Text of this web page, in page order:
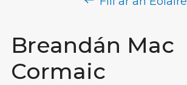
Breandán Mac
Cormaic